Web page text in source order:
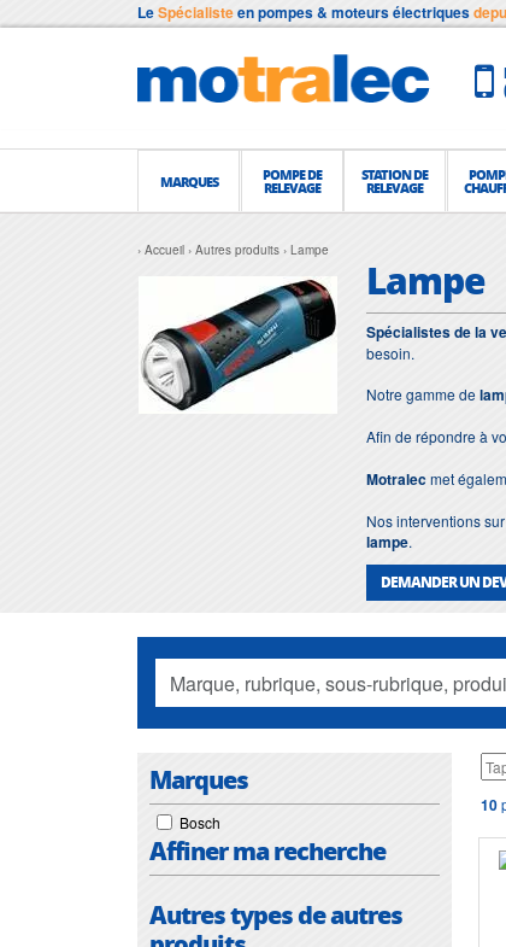
LeSpécialisteen pompes & moteurs électriques
MARQUES POMPE DE
RELEVAGE
STATION DE
RELEVAGE
Accueil Autres produits Lampe
Lampe
Spécialistes de la
besoin.
Notre gamme de
Afin de répondre à
Motralecmet
Nos interventions
lampe.
DEMANDER UN
Marques
Bosch
Affiner ma recherche
Autres types de autres
10